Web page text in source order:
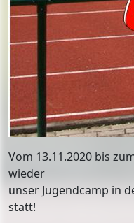
Vom 13.11.2020 bis
wieder
unser Jugendcamp in
statt!